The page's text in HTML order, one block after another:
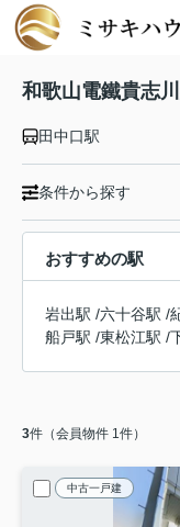
和歌山電鐵貴志
田中口駅
条件から探す
おすすめの駅
岩出駅 /六十谷駅 /
船戸駅 /東松江駅 /
3件（会員物件 1件）
中古一戸建